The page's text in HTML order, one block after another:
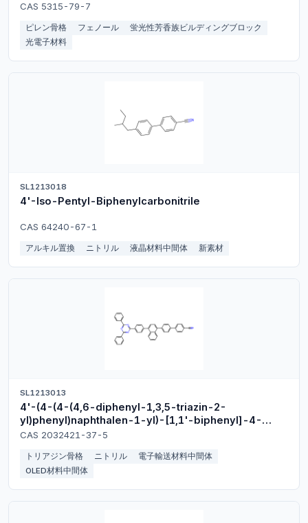
CAS 5315-79-7
ピレン骨格 フェノール
蛍光性芳香族ビルディングブロック
光電子材料
SL1213018
4'-Iso-Pentyl-Biphenylcarbonitrile
CAS 64240-67-1
アルキル置換 ニトリル 液晶材料中間体 新素材
SL1213013
4'-(4-(4-(4,6-diphenyl-1,3,5-triazin-2-
yl)phenyl)naphthalen-1-yl)-[1,1'-biphenyl]-4-
carbonitrile
CAS 2032421-37-5
トリアジン骨格 ニトリル
電子輸送材料中間体
OLED材料中間体